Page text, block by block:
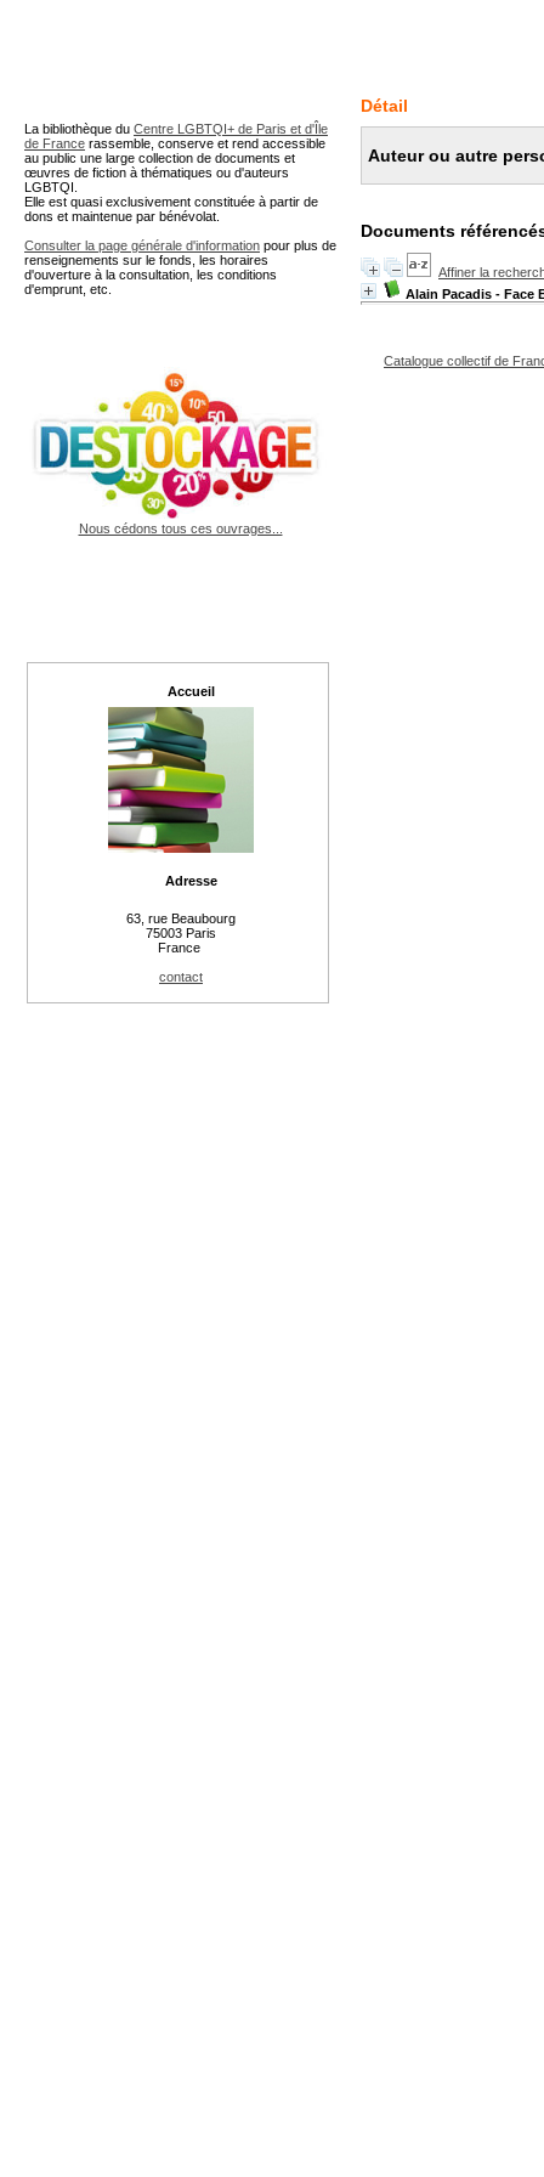
Détail
Auteur ou autre
Documents
Affiner la
Alain Pacadis - Face
Catalogue collectif de
La bibliothèque du Centre LGBTQI+ de Paris et d'Île
de France rassemble, conserve et rend accessible
au public une large collection de documents et
œuvres de fiction à thématiques ou d'auteurs
LGBTQI.
Elle est quasi exclusivement constituée à partir de
dons et maintenue par bénévolat.
Consulter la page générale d'information pour plus de
renseignements sur le fonds, les horaires
d'ouverture à la consultation, les conditions
d'emprunt, etc.
Nous cédons tous ces ouvrages...
Accueil
Adresse
63, rue Beaubourg
75003 Paris
France
contact